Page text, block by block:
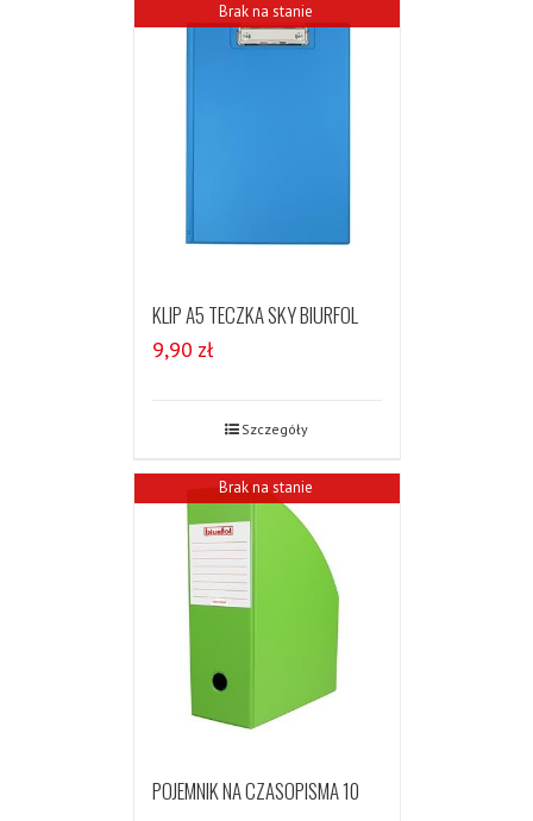
Brak na stanie
KLIP A5 TECZKA SKY BIURFOL
9,90 zł
Szczegóły
Brak na stanie
POJEMNIK NA CZASOPISMA 10